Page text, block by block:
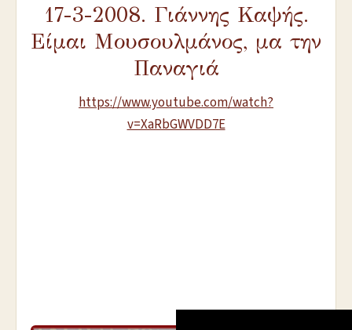
17-3-2008. Γιάννης Καψής.
Είμαι Μουσουλμάνος, μα την
Παναγιά
https://www.youtube.com/watch?
v=XaRbGWVDD7E